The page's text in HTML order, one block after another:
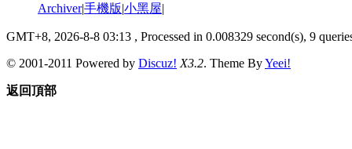
Archiver|手機版|小黑屋|
GMT+8, 2026-8-8 03:13 , Processed in 0.008329 second(s), 9
© 2001-2011 Powered by Discuz! X3.2. Theme ByYeei!
返回頂部